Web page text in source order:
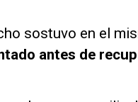
sostuvo en el
antes de